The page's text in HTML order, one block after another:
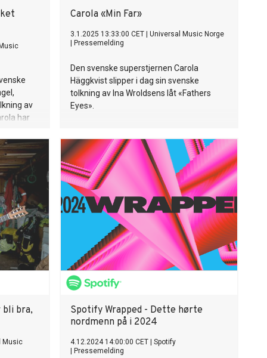
+
har
når
opp
"
til Sweden, Roxette og The Look i slutten
«Eg trur me har laga Badebussen for
vaksne folk, og eg trur verda treng mange
ler Bjella.
av
har
– en
mor
varandra
säga
fyllde
hem
alltid
är
kan bli
om att
Nu
i fullt
Carola «Min Far»
3.1.2025 13:33:00 CET
Universal Music Norge
Pressemelding
Den svenske superstjernen Carola
Häggkvist slipper i dag sin svenske
tolkning av Ina Wroldsens låt «Fathers
Eyes».
bli bra,
Music
Spotify Wrapped - Dette hørte
nordmenn på i 2024
4.12.2024 14:00:00 CET
Spotify
Pressemelding